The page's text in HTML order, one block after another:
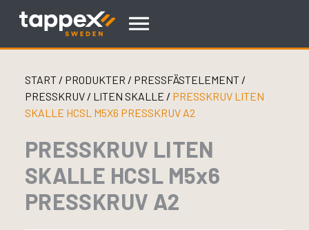
START/ PRODUKTER / PRESSFÄSTELEMENT /
PRESSKRUV / LITEN SKALLE / PRESSKRUV LITEN
SKALLE HCSL M5X6 PRESSKRUV A2
PRESSKRUV LITEN
SKALLE HCSL M5x6
PRESSKRUV A2